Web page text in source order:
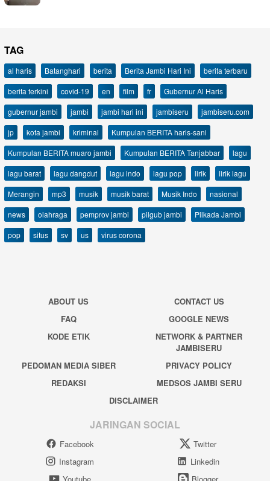
TAG
al haris Batanghari berita Berita Jambi Hari Ini
berita terbaru
berita terkini
covid-19 en film fr
Gubernur Al Haris
gubernur jambi
jambi jambi hari ini jambiseru
jambiseru.com
jp
kota jambi kriminal
Kumpulan BERITA haris-sani
Kumpulan BERITA muaro jambi
Kumpulan BERITA Tanjabbar
lagu
lagu barat
lagu dangdut lagu indo lagu pop lirik
lirik lagu
Merangin
mp3 musik musik barat Musik Indo
nasional
news
olahraga pemprov jambi pilgub jambi
Pilkada Jambi
pop
situs sv us virus corona
ABOUT US
CONTACT US
FAQ
GOOGLE NEWS
KODE ETIK
NETWORK & PARTNER
JAMBISERU
PEDOMAN MEDIA SIBER
PRIVACY POLICY
REDAKSI
MEDSOS JAMBI SERU
DISCLAIMER
JARINGAN SOCIAL
Facebook
Twitter
Instagram
Linkedin
Youtube
Blogger